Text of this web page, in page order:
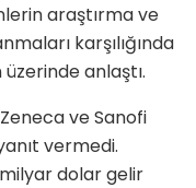
araştırma ve
karşılığında
anlaştı.
ve Sanofi
vermedi.
milyar dolar gelir